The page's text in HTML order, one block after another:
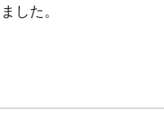
ました。